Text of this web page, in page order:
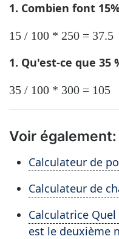
1. Combien font
15 / 100 * 250 = 37.5
1. Qu'est-ce que 35
35 / 100 * 300 = 105
Voir également:
Calculateur de
Calculateur de
Calculatrice
est le deuxième